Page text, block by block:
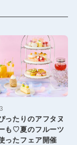
ったりのアフタヌ
も♡夏のフルーツ
ったフェア開催